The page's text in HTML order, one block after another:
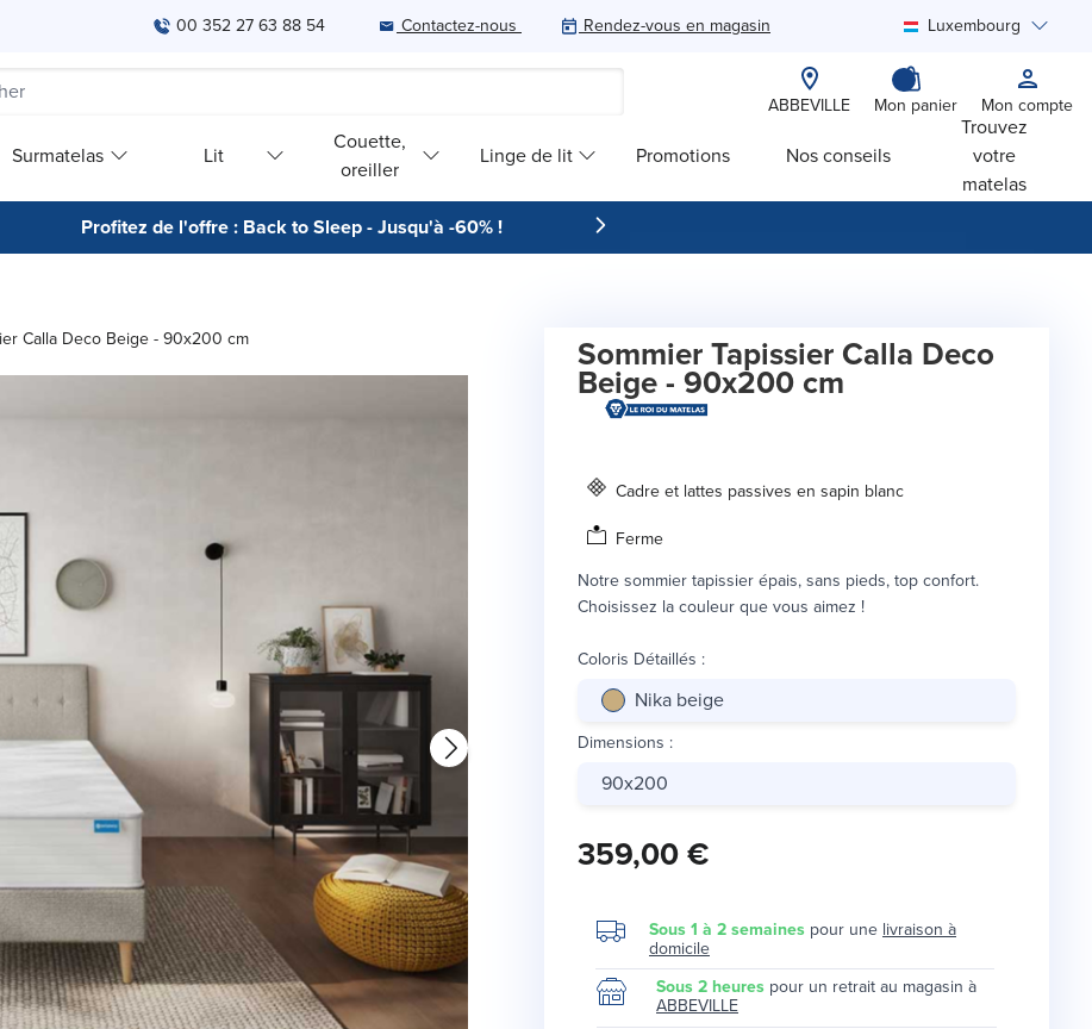
00 352 27 63 88 54 Contactez-nous Rendez-vous en magasin Luxembourg
ABBEVILLE Mon panier Mon compte
Surmatelas Lit
Couette,
oreiller
Linge de lit Promotions Nos conseils
Trouvez
votre
matelas
Profitez de l'offre : Back to Sleep - Jusqu'à -60% !
Calla Deco Beige - 90x200 cm Sommier Tapissier Calla Deco
Beige - 90x200 cm
Cadre et lattes passives en sapin blanc
Ferme
Notre sommier tapissier épais, sans pieds, top confort.
Choisissez la couleur que vous aimez !
Coloris Détaillés :
Nika beige
Dimensions :
90x200
359,00 €
Sous 1 à 2 semaines pour unelivraison à
domicile
Sous 2 heures pour un retrait au magasin à
ABBEVILLE